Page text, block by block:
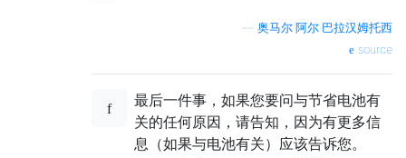
奥马尔·阿尔·巴拉汉姆托西
source
最后一件事，如果您要问与节省电池有
关的任何原因，请告知，因为有更多信
息（如果与电池有关）应该告诉您。